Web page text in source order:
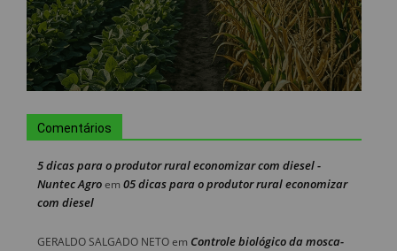
Comentários
5 dicas para o produtor rural economizar com diesel -
Nuntec Agroem 05 dicas para o produtor rural economizar
com diesel
GERALDO SALGADO NETOem Controle biológico da mosca-